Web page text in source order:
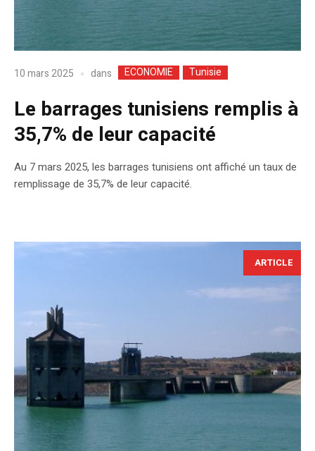
10 mars 2025 dans ECONOMIE Tunisie
Le barrages tunisiens remplis à
35,7% de leur capacité
Au 7 mars 2025, les barrages tunisiens ont affiché un taux de
remplissage de 35,7% de leur capacité.
ARTICLE